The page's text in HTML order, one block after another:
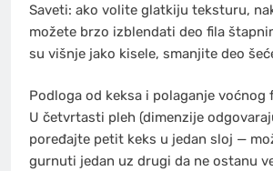
Saveti: ako volite glatkiju teksturu,
možete brzo izblendati deo fila
su višnje jako kisele, smanjite deo
Podloga od keksa i polaganje voćnog
U četvrtasti pleh (dimenzije
poređajte petit keks u jedan sloj —
gurnuti jedan uz drugi da ne ostanu